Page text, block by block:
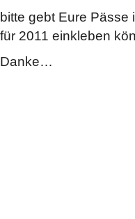
bitte gebt Eure Pässe
für 2011 einkleben
Danke…